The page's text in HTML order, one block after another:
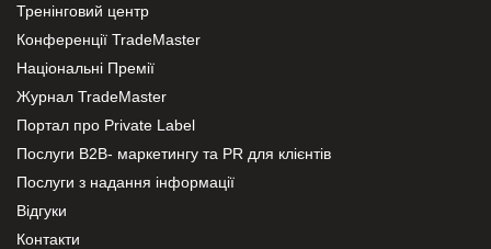
Тренінговий центр
Конференції TradeMaster
Національні Премії
Журнал TradeMaster
Портал про Private Label
Послуги В2В- маркетингу та PR для клієнтів
Послуги з надання інформації
Відгуки
Контакти